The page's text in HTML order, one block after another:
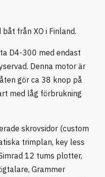
från XO i Finland.
D4-300 med endast
Denna motor är
gör ca 38 knop på
med låg förbrukning
skrovsidor (custom
trimplan, key less
12 tums plotter,
Grammer